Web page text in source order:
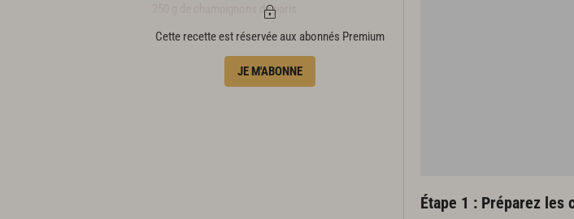
250 g de champignons de paris
Faites cuire les champignons
Cette recette est réservée aux abonnés Premium
JE M'ABONNE
Étape 1 : Préparez les